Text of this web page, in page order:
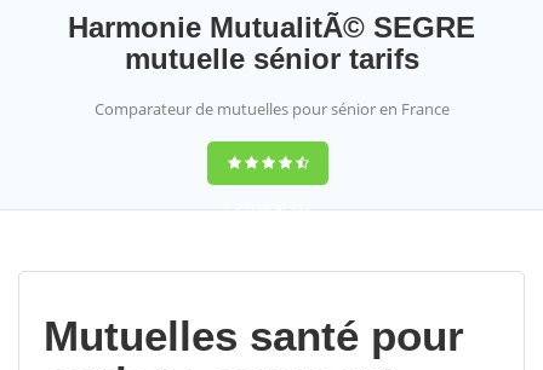
Harmonie MutualitÃ© SEGRE
mutuelle sénior tarifs
Comparateur de mutuelles pour sénior en France
9,2(100%)452
Mutuelles santé pour